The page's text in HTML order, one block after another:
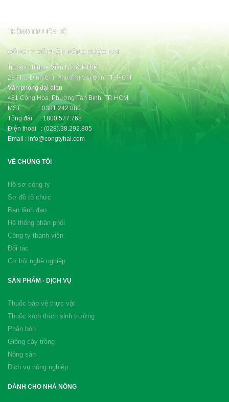
THÔNG TIN LIÊN HỆ
CÔNG TY CỔ PHẦN NÔNG DƯỢC HAI
Trụ sở chính – Viện NC & PTSP
28 Mạc Đĩnh Chi, Phường Sài Gòn, TP. HCM
Văn phòng đại diện
481 Cộng Hòa, Phường Tân Bình, TP. HCM
MST : 0301.242.080
Tổng đài : 1800.577.768
Điện thoại : (028).38.292.805
Email : info@congtyhai.com
VỀ CHÚNG TÔI
Hồ sơ công ty
Sơ đồ tổ chức
Ban lãnh đạo
Hệ thống phân phối
Công ty thành viên
Đối tác
Cơ hội nghề nghiệp
SẢN PHẨM - DỊCH VỤ
Thuốc bảo vệ thực vật
Thuốc kích thích sinh trưởng
Phân bón
Giống cây trồng
Nông sản
Dịch vụ nông nghiệp
DÀNH CHO NHÀ NÔNG